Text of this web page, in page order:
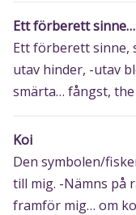
Ett förberett sinne…
Ett förberett sinne,
utav hinder, -utav
smärta… fångst,
Koi
Den symbolen/
till mig. -Nämns på
framför mig… om